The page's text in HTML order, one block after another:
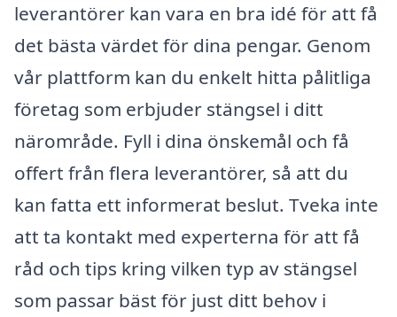
leverantörer kan vara en bra idé för att få
det bästa värdet för dina pengar. Genom
vår plattform kan du enkelt hitta pålitliga
företag som erbjuder stängsel i ditt
närområde. Fyll i dina önskemål och få
offert från flera leverantörer, så att du
kan fatta ett informerat beslut. Tveka inte
att ta kontakt med experterna för att få
råd och tips kring vilken typ av stängsel
som passar bäst för just ditt behov i